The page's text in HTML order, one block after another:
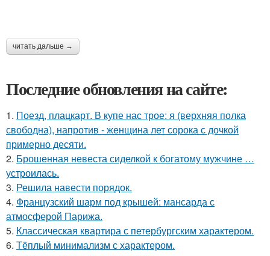
читать дальше →
Последние обновления на сайте:
1. Поезд, плацкарт. В купе нас трое: я (верхняя полка
свободна), напротив - женщина лет сорока с дочкой
примерно десяти.
2. Брошенная невеста сиделкой к богатому мужчине …
устроилась.
3. Решила навести порядок.
4. Французский шарм под крышей: мансарда с
атмосферой Парижа.
5. Классическая квартира с петербургским характером.
6. Тёплый минимализм с характером.